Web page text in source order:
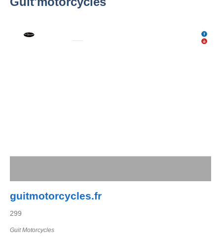
guitmotorcycles.fr
299
Guit Motorcycles